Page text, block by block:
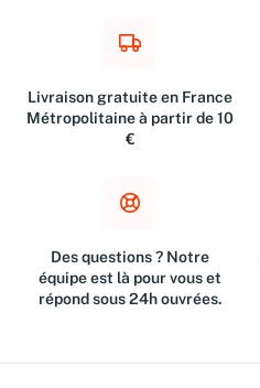
Livraison gratuite en France
Métropolitaine à partir de 10
€
Des questions ? Notre
équipe est là pour vous et
répond sous 24h ouvrées.